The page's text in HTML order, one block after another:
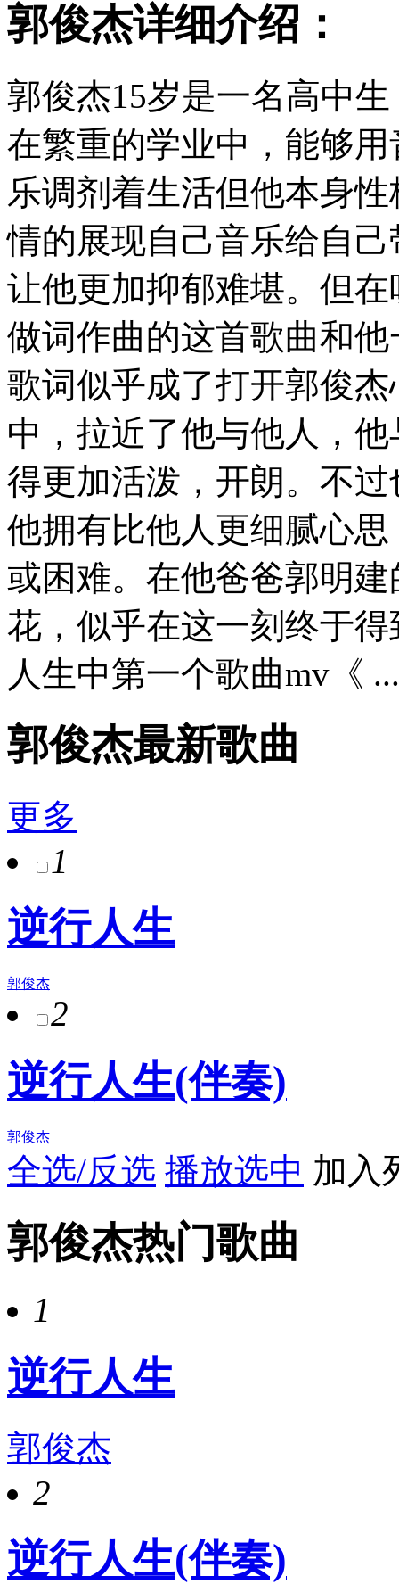
郭俊杰详细介绍：
郭俊杰15岁是一名高中
在繁重的学业中，能够
乐调剂着生活但他本身
情的展现自己音乐给自
让他更加抑郁难堪。但
做词作曲的这首歌曲和
歌词似乎成了打开郭俊
中，拉近了他与他人，
得更加活泼，开朗。不
他拥有比他人更细腻心
或困难。在他爸爸郭明
花，似乎在这一刻终于
人生中第一个歌曲mv《
郭俊杰最新歌曲
更多
1
逆行人生
郭俊杰
2
逆行人生(伴奏)
郭俊杰
全选/反选 播放选中 加入
郭俊杰热门歌曲
1
逆行人生
郭俊杰
2
逆行人生(伴奏)